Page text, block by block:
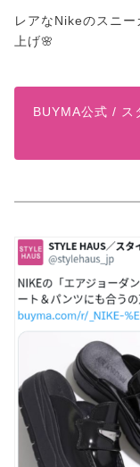
レアなNikeのスニ
上げ🌸
BUYMA公式 / ス